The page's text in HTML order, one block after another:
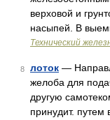
верховой и
насыпей. В
Технический
8 лоток —
желоба для
другую
принудит.